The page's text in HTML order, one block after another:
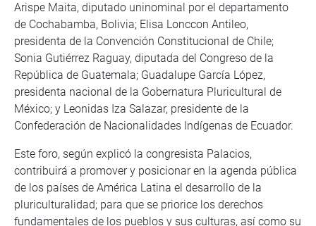
Arispe Maita, diputado uninominal por el departamento
de Cochabamba, Bolivia; Elisa Lonccon Antileo,
presidenta de la Convención Constitucional de Chile;
Sonia Gutiérrez Raguay, diputada del Congreso de la
República de Guatemala; Guadalupe García López,
presidenta nacional de la Gobernatura Pluricultural de
México; y Leonidas Iza Salazar, presidente de la
Confederación de Nacionalidades Indígenas de Ecuador.
Este foro, según explicó la congresista Palacios,
contribuirá a promover y posicionar en la agenda pública
de los países de América Latina el desarrollo de la
pluriculturalidad; para que se priorice los derechos
fundamentales de los pueblos y sus culturas, así como su